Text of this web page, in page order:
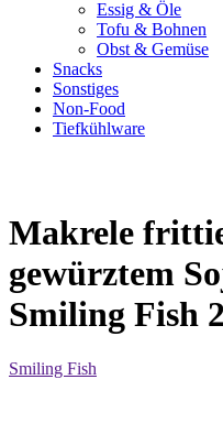
Essig & Öle
Tofu & Bohnen
Obst & Gemüse
Snacks
Sonstiges
Non-Food
Tiefkühlware
Makrele
gewürztem
Smiling Fish
Smiling Fish